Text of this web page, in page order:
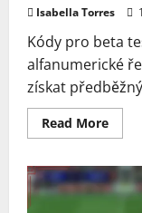
Isabella Torres
Kódy pro beta
alfanumerické
získat
Read MoreRead
more
kódy: